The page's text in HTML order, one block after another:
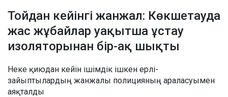
Тойдан кейінгі жанжал: Көкшетауда
жас жұбайлар уақытша ұстау
изоляторынан бір-ақ шықты
Неке қиюдан кейін ішімдік ішкен ерлі-
зайыптылардың жанжалы полицияның араласуымен
аяқталды